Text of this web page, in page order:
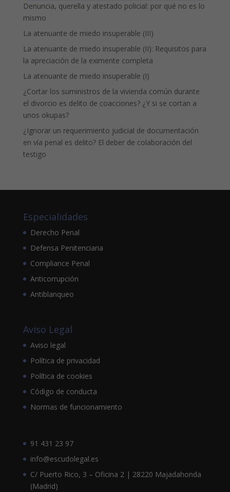
Denuncia, querella y atestado policial: por qué no es lo
mismo
La atenuante de miedo insuperable (III)
La atenuante de miedo insuperable (II): Requisitos para
la apreciación de la eximente completa
La atenuante de miedo insuperable (I)
¿Cortar los suministros de la vivienda común durante
el divorcio es delito de coacciones? ¿Y si se cortan a
unos okupas?
¿Ignorar un requerimiento judicial de documentación
en vía penal es delito? El deber de colaboración del
testigo
Especialidades
Derecho Penal
Defensa Penitenciaria
Compliance Penal
Anticorrupción
Antiblanqueo
Aviso Legal
Aviso legal
Política de privacidad
Política de cookies
Código de conducta
Normas de funcionamiento
91 431 23 97
info@escudolegal.es
C/ Puerto Rico, 3 – Oficina 2 | 28220 Majadahonda
(Madrid)